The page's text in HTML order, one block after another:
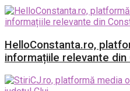
HelloConstanta.ro,
informațiile relevante